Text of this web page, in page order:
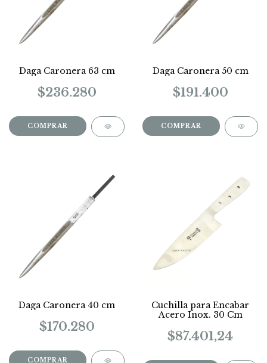
Daga Caronera 63 cm
$236.280
Daga Caronera 50 cm
$191.400
Daga Caronera 40 cm
$170.280
Cuchilla para Encabar
Acero Inox. 30 Cm
$87.401,24